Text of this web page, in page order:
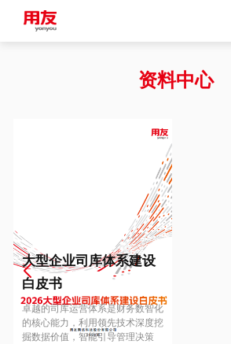
Vietnam
Europe
Hungary
资料中心
大型企业司库体系建设
白皮书
卓越的司库运营体系是财务数智化
的核心能力，利用领先技术深度挖
掘数据价值，智能引导管理决策